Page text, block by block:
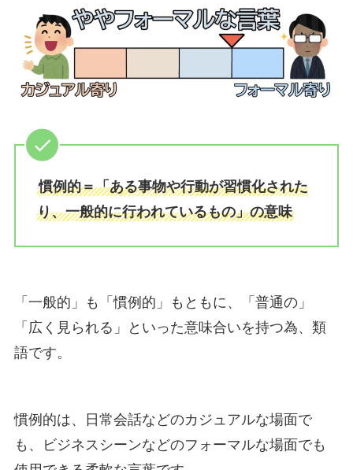
慣例的＝「ある事物や行動が習慣化された
り、一般的に行われているもの」の意味
「一般的」も「慣例的」もともに、「普通の」
「広く見られる」といった意味合いを持つ為、類
語です。
慣例的は、日常会話などのカジュアルな場面で
も、ビジネスシーンなどのフォーマルな場面でも